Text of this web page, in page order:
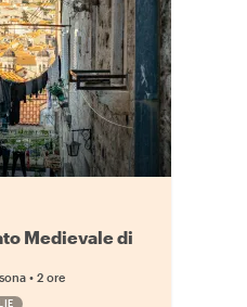
Medievale di
• 2 ore